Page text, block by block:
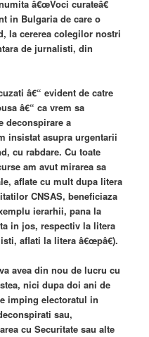
â€œVoci curateâ€
in Bulgaria de care o
la cererea colegilor nostri
de jurnalisti, din
â€“ evident de catre
â€“ ca vrem sa
deconspirare a
insistat asupra urgentarii
cu rabdare. Cu toate
am avut mirarea sa
aflate cu mult dupa litera
CNSAS, beneficiaza
ierarhii, pana la
in jos, respectiv la litera
aflati la litera â€œpâ€).
avea din nou de lucru cu
nici dupa doi ani de
imping electoratul in
sau,
cu Securitate sau alte